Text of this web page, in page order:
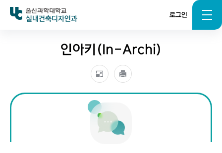
로그인
실내건축디자인과
인아키(In-Archi)